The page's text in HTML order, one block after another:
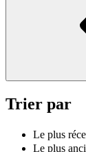
Trier par
Le plus
Le plus